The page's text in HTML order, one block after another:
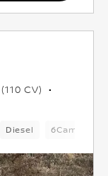
CV)
Diesel 6Cambio